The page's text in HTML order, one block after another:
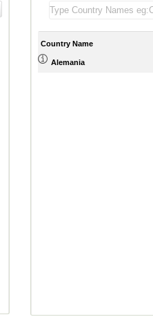
Country Name
Alemania